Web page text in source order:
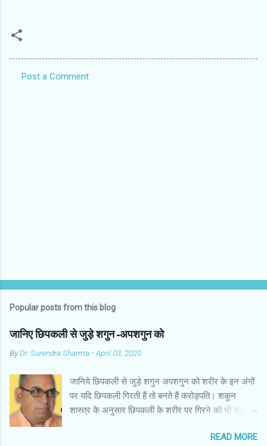
Post a Comment
Popular posts from this blog
जानिए छिपकली से जुड़े शगुन-अपशगुन को
ByDr. Surendra Sharma -April 03, 2020
जानिये छिपकली से जुड़े शगुन अपशगुन को शरीर के इन अंगों
पर यदि छिपकली गिरती हैं तो बनते हैं करोड़पति। शकुन
शास्त्र के अनुसार छिपकली के शरीर पर गिरने को भी शकुन/
पाई जाती है, एक जंगली और एक घरेलू। छिपकली की जंगली
READ MORE